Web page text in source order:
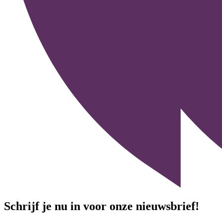
Schrijf je nu in voor onze nieuwsbrief!